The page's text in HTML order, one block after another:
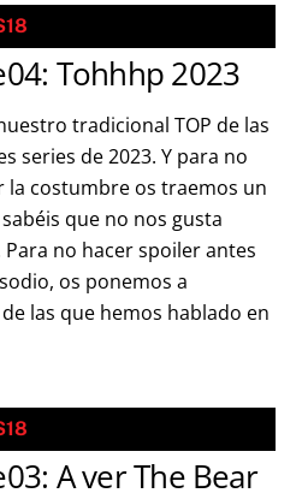
Tohhhp 2023
tradicional TOP de las
series de 2023. Y para no
la costumbre os traemos un
sabéis que no nos gusta
no hacer spoiler antes
os ponemos a
las que hemos hablado en
A ver The Bear